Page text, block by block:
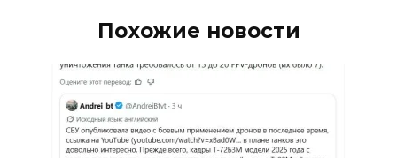
Похожие новости